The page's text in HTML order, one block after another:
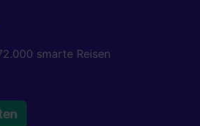
smarte Reisen